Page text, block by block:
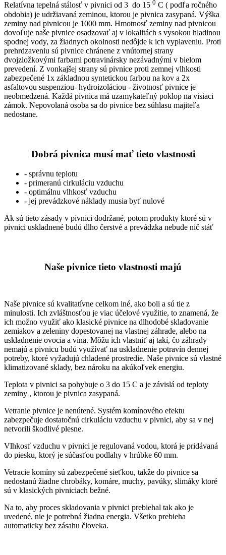
Relatívna tepelná stálosť v pivnici od 3 do 15 0 C ( podľa ročného
obdobia) je udržiavaná zeminou, ktorou je pivnica zasypaná. Výška
zeminy nad pivnicou je 1000 mm. Hmotnosť zeminy nad pivnicou
dovoľuje naše pivnice osadzovať aj v lokalitách s vysokou hladinou
spodnej vody, za žiadnych okolnosti nedôjde k ich vyplaveniu. Proti
prehrdzaveniu sú pivnice chránene z vnútornej strany
dvojzložkovými farbami potravinársky nezávadnými v bielom
prevedení. Z vonkajšej strany sú pivnice proti zemnej vlhkosti
zabezpečené 1x základnou syntetickou farbou na kov a 2x
asfaltovou suspenziou- hydroizoláciou - životnosť pivnice je
neobmedzená. Každá pivnica má uzamykateľný poklop na visiaci
zámok. Nepovolaná osoba sa do pivnice bez súhlasu majiteľa
nedostane.
Dobrá pivnica musí mať tieto vlastnosti
- správnu teplotu
- primeranú cirkuláciu vzduchu
- optimálnu vlhkosť vzduchu
- jej prevádzkové náklady musia byť nulové
Ak sú tieto zásady v pivnici dodržané, potom produkty ktoré sú v
pivnici uskladnené budú dlho čerstvé a prevádzka nebude nič stáť
Naše pivnice tieto vlastnosti majú
Naše pivnice sú kvalitatívne celkom iné, ako boli a sú tie z
minulosti. Ich zvláštnosťou je viac účelové využitie, to znamená, že
ich možno využiť ako klasické pivnice na dlhodobé skladovanie
zemiakov a zeleniny dopestovanej na vlastnej záhrade, alebo na
uskladnenie ovocia a vína. Môžu ich vlastniť aj takí, čo záhrady
nemajú a pivnicu budú využívať na uskladnenie potravín dennej
potreby, ktoré vyžadujú chladené prostredie. Naše pivnice sú vlastné
klimatizované sklady, bez nároku na akúkoľvek energiu.
Teplota v pivnici sa pohybuje o 3 do 15 C a je závislá od teploty
zeminy , ktorou je pivnica zasypaná.
Vetranie pivnice je nenútené. Systém komínového efektu
zabezpečuje dostatočnú cirkuláciu vzduchu v pivnici, aby sa v nej
netvorili škodlivé plesne.
Vlhkosť vzduchu v pivnici je regulovaná vodou, ktorá je pridávaná
do piesku, ktorý je súčasťou podlahy v hrúbke 60 mm.
Vetracie komíny sú zabezpečené sieťkou, takže do pivnice sa
nedostanú žiadne chrobáky, komáre, muchy, pavúky, slimáky ktoré
sú v klasických pivniciach bežné.
Na to, aby proces skladovania v pivnici prebiehal tak ako je
uvedené, nie je potrebná žiadna energia. Všetko prebieha
automaticky bez zásahu človeka.